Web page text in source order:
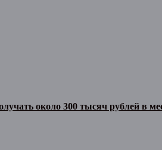
около 300 тысяч рублей в